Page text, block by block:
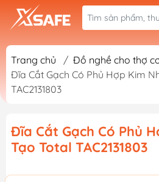
Trang chủ / Đồ nghề cho thợ
Đĩa Cắt Gạch Có Phủ Hợp Kim
TAC2131803
Đĩa Cắt Gạch Có Phủ
Tạo Total TAC2131803